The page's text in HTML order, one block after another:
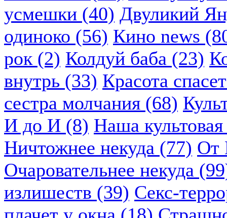
усмешки (40) Двуликий
одиноко (56) Кино news
рок (2) Колдуй баба (23)
внутрь (33) Красота
сестра молчания (68)
И до И (8) Наша
Ничтожнее некуда (77) От
Очаровательнее некуда
излишеств (39) Секс-